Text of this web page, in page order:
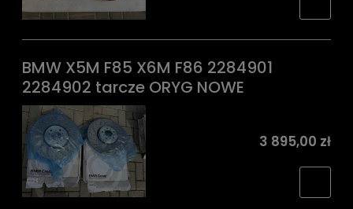
BMW X5M F85 X6M F86 2284901
2284902 tarcze ORYG NOWE
3 895,00 zł